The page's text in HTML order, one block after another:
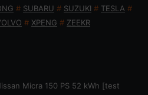
# SUBARU # SUZUKI # TESLA #
# XPENG # ZEEKR
Micra 150 PS 52 kWh [test